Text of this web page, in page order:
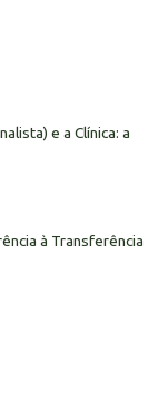
e a Clínica: a
à Transferência